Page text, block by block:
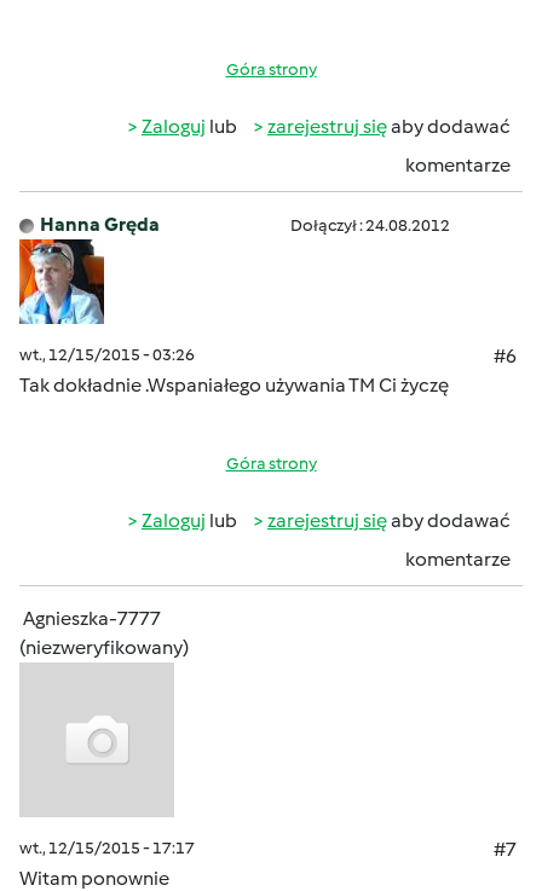
Góra strony
Zaloguj lub zarejestruj sięaby dodawać
komentarze
Hanna Gręda Dołączył : 24.08.2012
wt., 12/15/2015 - 03:26
#6
Tak dokładnie .Wspaniałego używania TM Ci życzę
Góra strony
Zaloguj lub zarejestruj sięaby dodawać
komentarze
Agnieszka-7777
(niezweryfikowany)
wt., 12/15/2015 - 17:17
#7
Witam ponownie